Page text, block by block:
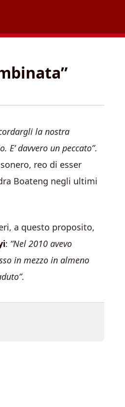
la nostra
davvero un peccato”.
reo di esser
Boateng negli ultimi
a questo proposito,
: “Nel 2010 avevo
in mezzo in almeno
.